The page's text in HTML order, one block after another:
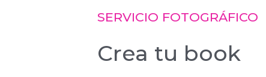
SERVICIO FOTOGRÁFICO
Crea tu book